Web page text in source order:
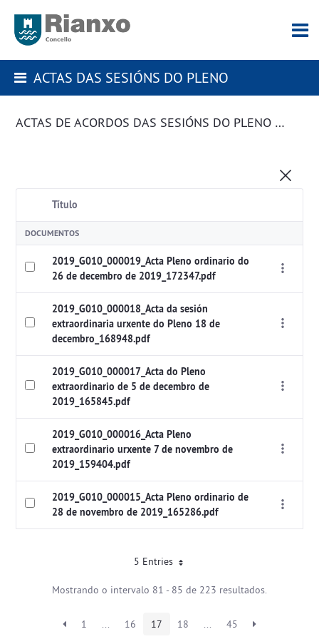
ACTAS DAS SESIÓNS DO PLENO
ACTAS DE ACORDOS DAS SESIÓNS DO PLENO DA CORPORACIÓN
Título
DOCUMENTOS
2019_G010_000019_Acta Pleno ordinario do
26 de decembro de 2019_172347.pdf
2019_G010_000018_Acta da sesión
extraordinaria urxente do Pleno 18 de
decembro_168948.pdf
2019_G010_000017_Acta do Pleno
extraordinario de 5 de decembro de
2019_165845.pdf
2019_G010_000016_Acta Pleno
extraordinario urxente 7 de novembro de
2019_159404.pdf
2019_G010_000015_Acta Pleno ordinario de
28 de novembro de 2019_165286.pdf
5 Entries
Mostrando o intervalo 81 - 85 de 223 resultados.
1 ... 16 17 18 ... 45